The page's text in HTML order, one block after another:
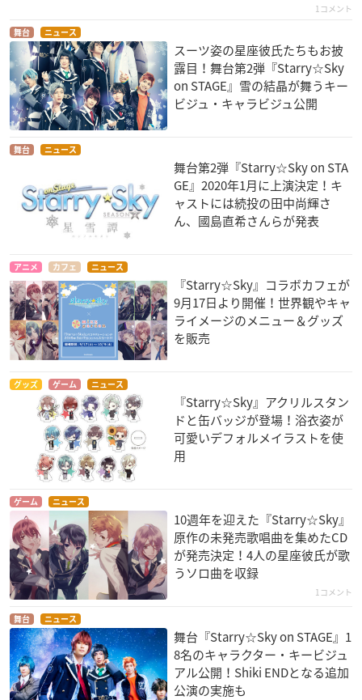
1コメント
舞台 ニュース
スーツ姿の星座彼氏たちもお披
露目！舞台第2弾『Starry☆Sky
on STAGE』雪の結晶が舞うキー
ビジュ・キャラビジュ公開
舞台 ニュース
舞台第2弾『Starry☆Sky on STA
GE』2020年1月に上演決定！キ
ャストには続投の田中尚輝さ
ん、國島直希さんらが発表
アニメ カフェ ニュース
『Starry☆Sky』コラボカフェが
9月17日より開催！世界観やキャ
ライメージのメニュー＆グッズ
を販売
グッズ ゲーム ニュース
『Starry☆Sky』アクリルスタン
ドと缶バッジが登場！浴衣姿が
可愛いデフォルメイラストを使
用
ゲーム ニュース
10週年を迎えた『Starry☆Sky』
原作の未発売歌唱曲を集めたCD
が発売決定！4人の星座彼氏が歌
うソロ曲を収録
1コメント
舞台 ニュース
舞台『Starry☆Sky on STAGE』1
8名のキャラクター・キービジュ
アル公開！Shiki ENDとなる追加
公演の実施も